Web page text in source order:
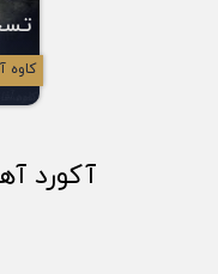
کاوه
آکورد